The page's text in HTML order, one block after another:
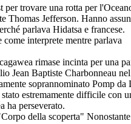
per trovare una rotta per
Thomas Jefferson. Hanno
parlava Hidatsa e francese.
come interprete mentre parlava
rimase incinta per una
Jean Baptiste Charbonneau nel
soprannominato Pomp da
estremamente difficile con
ha perseverato.
della scoperta" Nonostante